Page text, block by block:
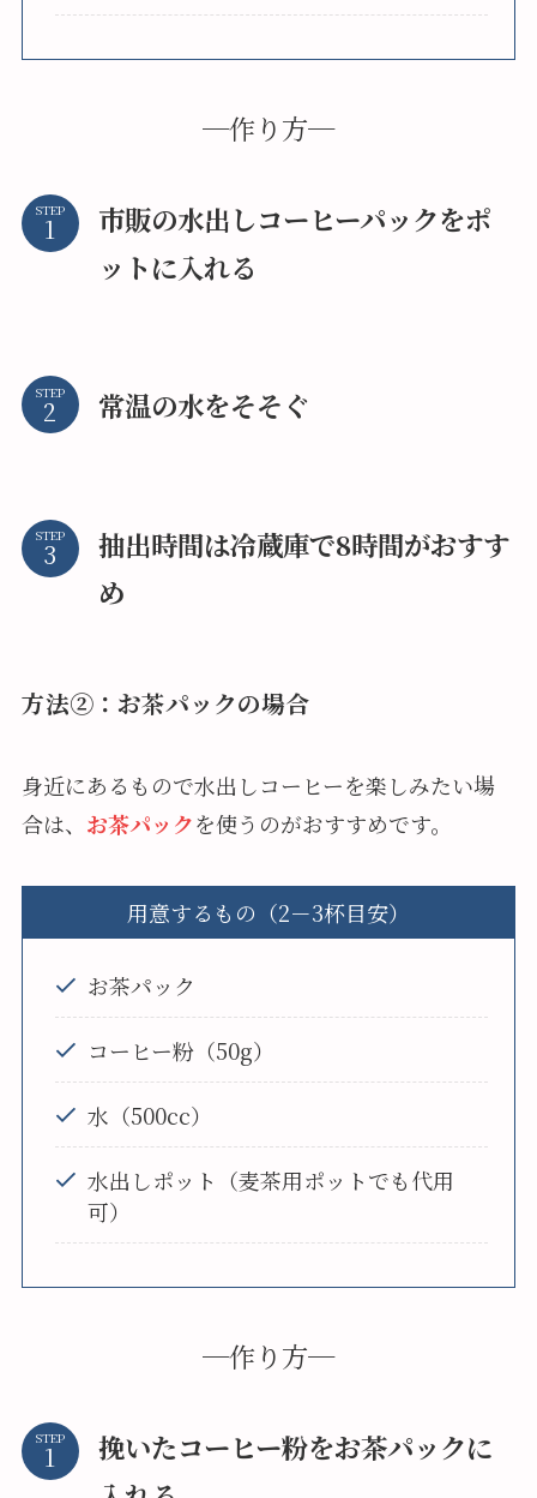
─作り方─
STEP
市販の水出しコーヒーパックをポ
ットに入れる
STEP 常温の水をそそぐ
STEP
抽出時間は冷蔵庫で8時間がおすす
め
方法②：お茶パックの場合
身近にあるもので水出しコーヒーを楽しみたい場
合は、 お茶パックを使うのがおすすめです。
用意するもの（2－3杯目安）
お茶パック
コーヒー粉（50g）
水（500cc）
水出しポット（麦茶用ポットでも代用
可）
─作り方─
STEP
挽いたコーヒー粉をお茶パックに